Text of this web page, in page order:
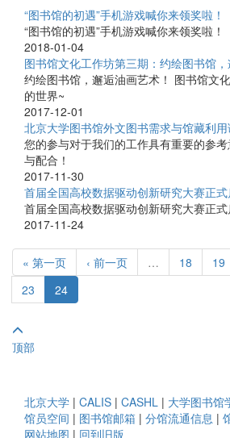
“图书馆的初遇”手机游戏喊你来领奖啦！
“图书馆的初遇”手机游戏喊你来领奖啦！
2018-01-04
图书馆文化工作坊第三期：约绘图书馆
约绘图书馆，邂逅油画艺术！ 图书馆文
的世界~
2017-12-01
北京大学图书馆外文图书需求与馆藏利用
您的参与对于我们的工作具有重要的参
与配合！
2017-11-30
首届全国高校数据驱动创新研究大赛正式
首届全国高校数据驱动创新研究大赛正式
2017-11-24
« 第一页 ‹ 前一页 … 18 19
23
24
顶部
北京大学 | CALIS | CASHL | 大学图书馆
馆员空间 | 图书馆邮箱 | 分馆流通信息 |
网站地图 | 回到旧版